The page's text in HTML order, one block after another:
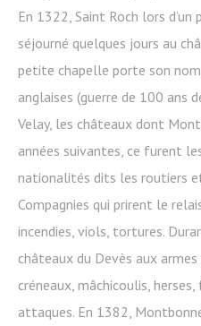
En 1322, Saint Roch lors d’un
séjourné quelques jours au
petite chapelle porte son
anglaises (guerre de 100 ans
Velay, les châteaux dont
années suivantes, ce furent
nationalités dits les routiers
Compagnies qui prirent le
incendies, viols, tortures.
châteaux du Devès aux
créneaux, mâchicoulis,
attaques. En 1382,